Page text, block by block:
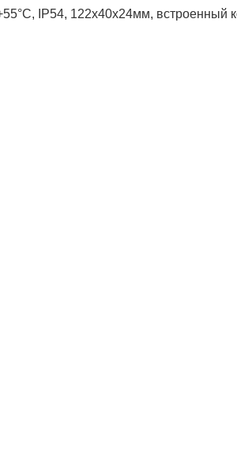
IP54, 122х40х24мм, встроенный